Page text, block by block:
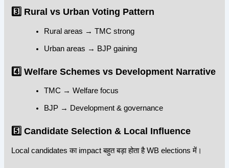
3️⃣ Rural vs Urban Voting Pattern
Rural areas → TMC strong
Urban areas → BJP gaining
4️⃣ Welfare Schemes vs Development Narrative
TMC → Welfare focus
BJP → Development & governance
5️⃣ Candidate Selection & Local Influence
Local candidates का impact बहुत बड़ा होता है WB elections में।